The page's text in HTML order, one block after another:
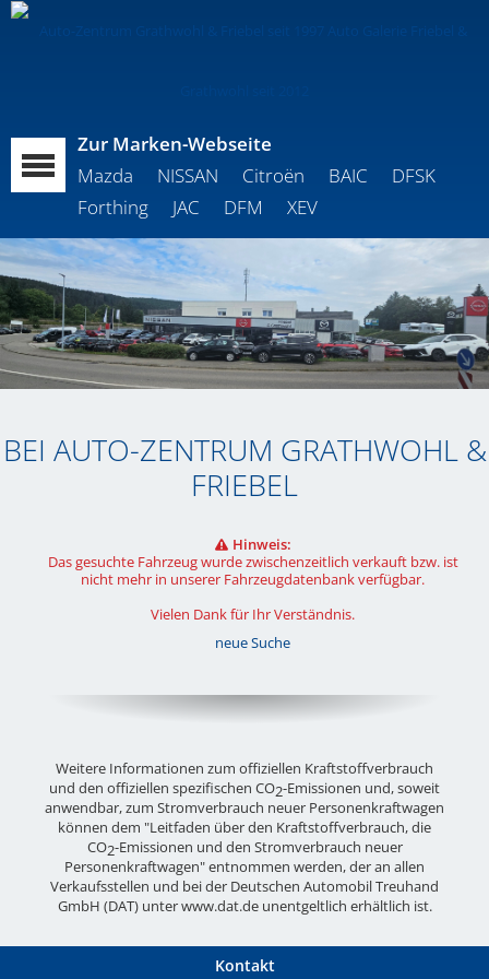
Zur Marken-Webseite
Mazda
NISSAN Citroën BAIC
DFSK
Forthing
JAC DFM XEV
BEI AUTO-ZENTRUM GRATHWOHL &
FRIEBEL
Hinweis:
Das gesuchte Fahrzeug wurde zwischenzeitlich verkauft bzw. ist
nicht mehr in unserer Fahrzeugdatenbank verfügbar.
Vielen Dank für Ihr Verständnis.
neue Suche
Weitere Informationen zum offiziellen Kraftstoffverbrauch
und den offiziellen spezifischen CO2-Emissionen und, soweit
anwendbar, zum Stromverbrauch neuer Personenkraftwagen
können dem "Leitfaden über den Kraftstoffverbrauch, die
CO2-Emissionen und den Stromverbrauch neuer
Personenkraftwagen" entnommen werden, der an allen
Verkaufsstellen und bei der Deutschen Automobil Treuhand
GmbH (DAT) unterwww.dat.deunentgeltlich erhältlich ist.
Kontakt